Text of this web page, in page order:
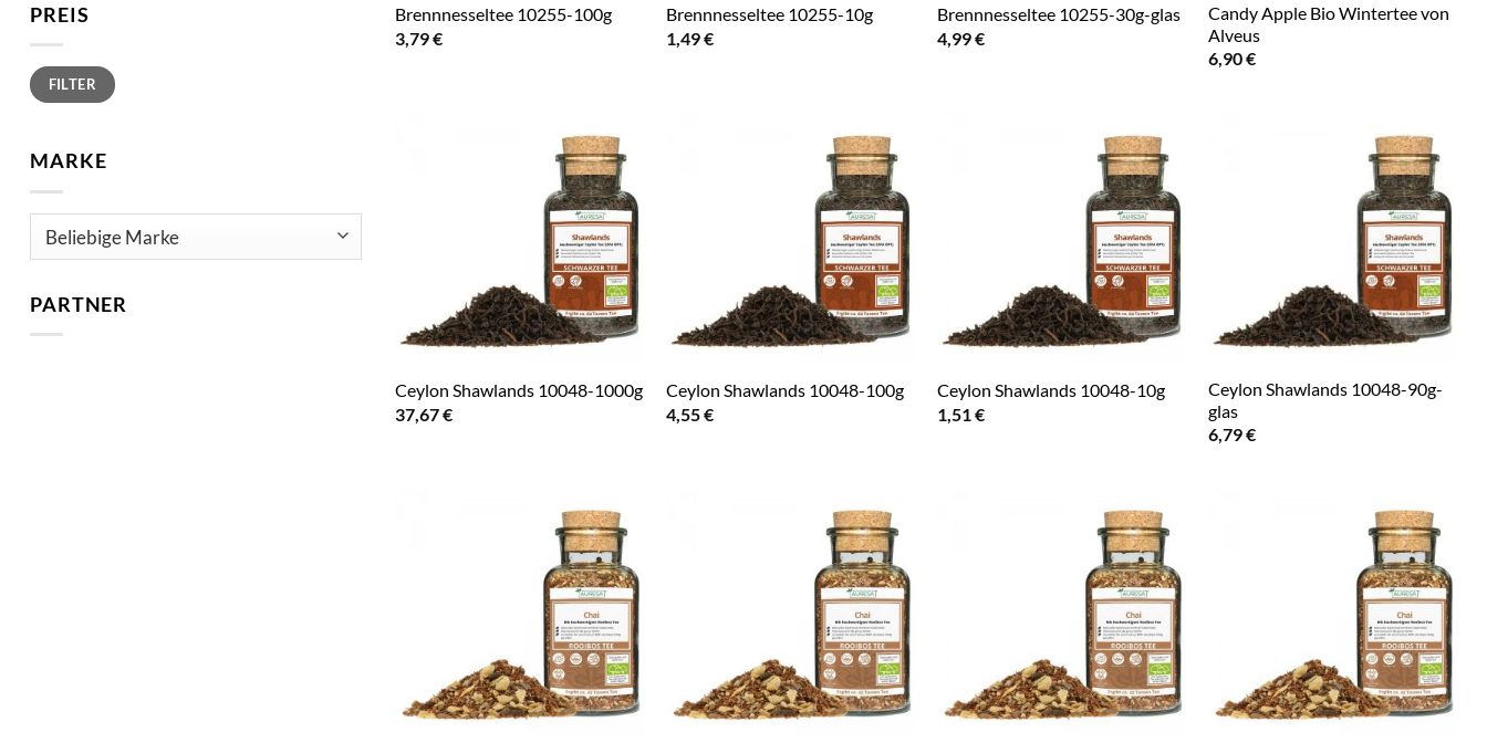
PREIS
Min.
Preis
Max.
PreisFILTER
MARKE
PARTNER
Brennnesseltee 10255-100g
3,79€
Brennnesseltee 10255-10g
1,49€
Brennnesseltee 10255-30g-glas
4,99€
Candy Apple Bio Wintertee von
Alveus
6,90€
Ceylon Shawlands 10048-1000g
37,67€
Ceylon Shawlands 10048-100g
4,55€
Ceylon Shawlands 10048-10g
1,51 €
Ceylon Shawlands 10048-90g-
glas
6,79€